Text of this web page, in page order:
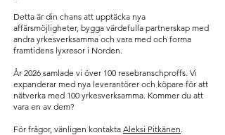
Detta är din chans att upptäcka nya
affärsmöjligheter, bygga värdefulla partnerskap med
andra yrkesverksamma och vara med och forma
framtidens lyxresor i Norden.
År 2026 samlade vi över 100 resebranschproffs. Vi
expanderar med nya leverantörer och köpare för att
nätverka med 100 yrkesverksamma. Kommer du att
vara en av dem?
För frågor, vänligen kontakta Aleksi Pitkänen.